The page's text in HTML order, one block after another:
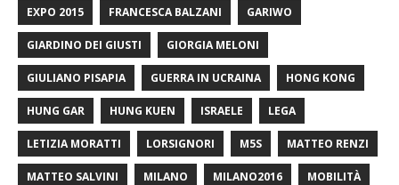
EXPO 2015 FRANCESCA BALZANI GARIWO
GIARDINO DEI GIUSTI GIORGIA MELONI
GIULIANO PISAPIA GUERRA IN UCRAINA HONG KONG
HUNG GAR HUNG KUEN ISRAELE LEGA
LETIZIA MORATTI LORSIGNORI M5S MATTEO RENZI
MATTEO SALVINI MILANO MILANO2016 MOBILITÀ